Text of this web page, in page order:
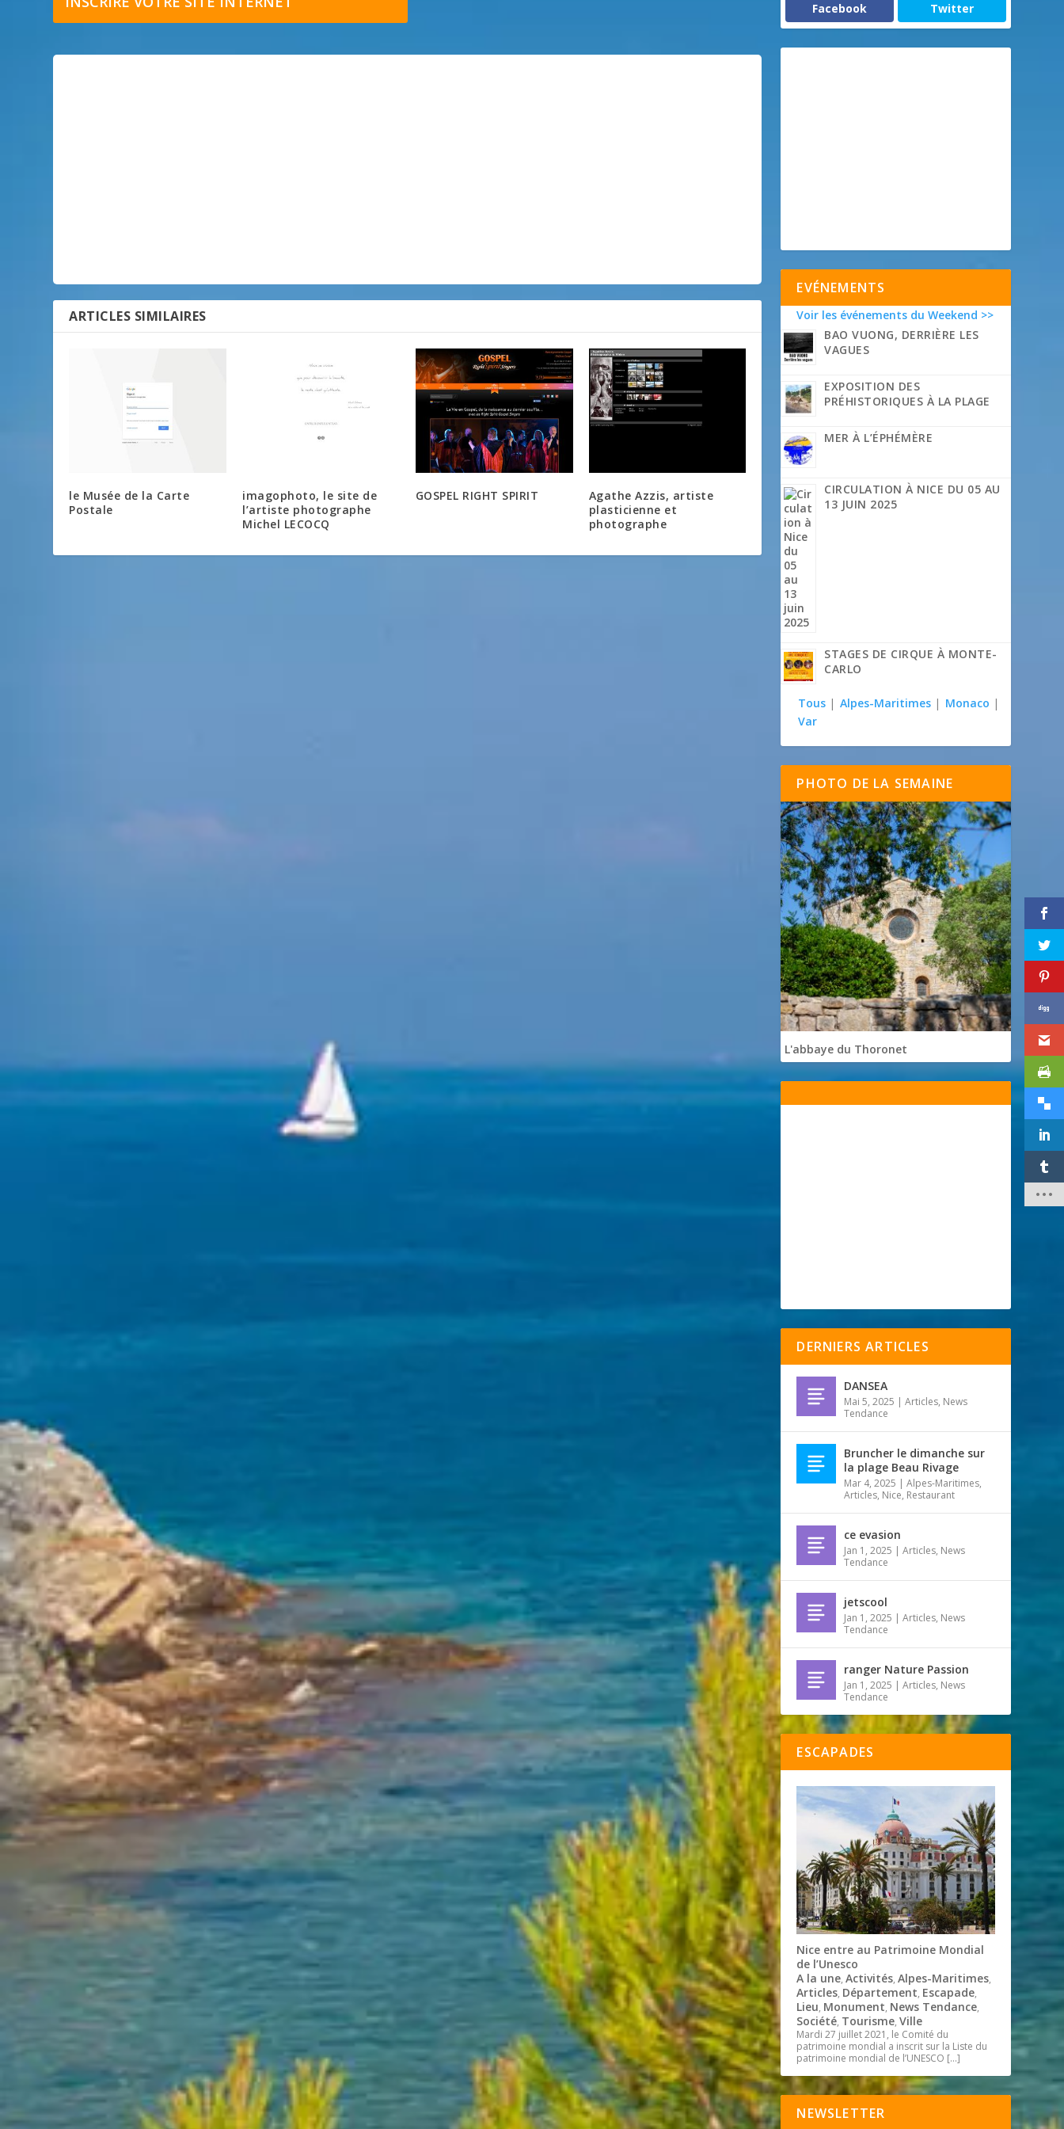
ARTICLES SIMILAIRES
le Musée de la Carte
Postale
imagophoto, le site de
l’artiste photographe
Michel LECOCQ
GOSPEL RIGHT SPIRIT
Agathe Azzis, artiste
plasticienne et
photographe
Facebook Twitter
EVÉNEMENTS
Voir les événements du Weekend >>
BAO VUONG, DERRIÈRE LES
VAGUES
EXPOSITION DES
PRÉHISTORIQUES À LA PLAGE
MER À L’ÉPHÉMÈRE
CIRCULATION À NICE DU 05 AU
13 JUIN 2025
STAGES DE CIRQUE À MONTE-
CARLO
Tous | Alpes-Maritimes | Monaco |
Var
PHOTO DE LA SEMAINE
L'abbaye du Thoronet
DERNIERS ARTICLES
DANSEA
Mai 5, 2025 |Articles, News
Tendance
Bruncher le dimanche sur
la plage Beau Rivage
Mar 4, 2025 |Alpes-Maritimes,
Articles, Nice, Restaurant
ce evasion
Jan 1, 2025 |Articles, News
Tendance
jetscool
Jan 1, 2025 |Articles, News
Tendance
ranger Nature Passion
Jan 1, 2025 |Articles, News
Tendance
ESCAPADES
Nice entre au Patrimoine Mondial
de l’Unesco
A la une,Activités,Alpes-Maritimes,
Articles, Département, Escapade,
Lieu, Monument, News Tendance,
Société, Tourisme,Ville
Mardi 27 juillet 2021, le Comité du
patrimoine mondial a inscrit sur la Liste du
patrimoine mondial de l’UNESCO […]
NEWSLETTER